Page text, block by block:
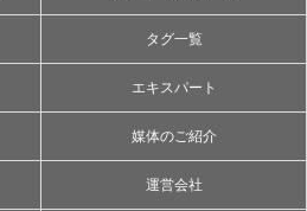
タグ一覧
エキスパート
媒体のご紹介
運営会社